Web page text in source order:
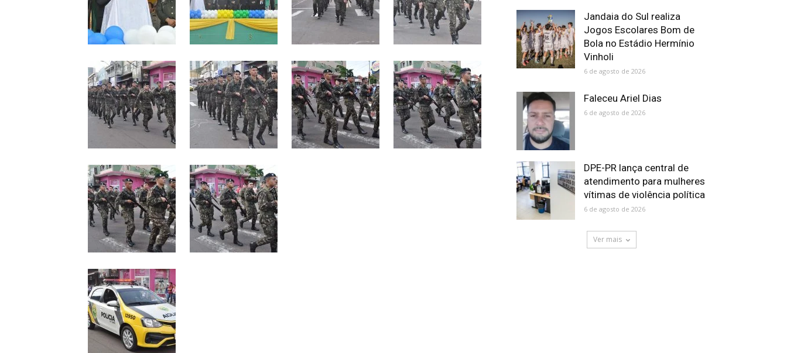
Jandaia do Sul realiza
Jogos Escolares Bom de
Bola no Estádio Hermínio
Vinholi
6 de agosto de 2026
Faleceu Ariel Dias
6 de agosto de 2026
DPE-PR lança central de
atendimento para mulheres
vítimas de violência política
6 de agosto de 2026
Ver mais